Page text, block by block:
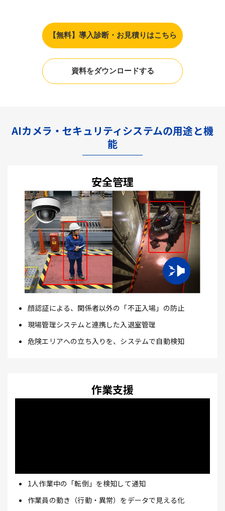
【無料】導入診断・お見積りはこちら
資料をダウンロードする
AIカメラ・セキュリティシステムの用途と機
能
安全管理
顔認証による、関係者以外の「不正入場」の防止
現場管理システムと連携した入退室管理
危険エリアへの立ち入りを、システムで自動検知
作業支援
1人作業中の「転倒」を検知して通知
作業員の動き（行動・異常）をデータで見える化